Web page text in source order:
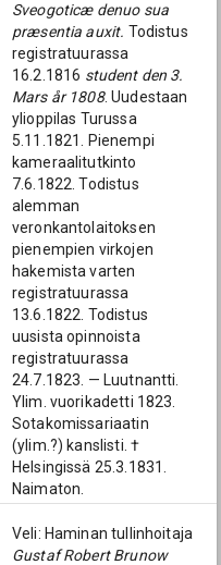
Sveogoticæ denuo sua
præsentia auxit. Todistus
registratuurassa
16.2.1816 student den 3.
Mars år 1808. Uudestaan
ylioppilas Turussa
5.11.1821. Pienempi
kameraalitutkinto
7.6.1822. Todistus
alemman
veronkantolaitoksen
pienempien virkojen
hakemista varten
registratuurassa
13.6.1822. Todistus
uusista opinnoista
registratuurassa
24.7.1823. — Luutnantti.
Ylim. vuorikadetti 1823.
Sotakomissariaatin
(ylim.?) kanslisti. †
Helsingissä 25.3.1831.
Naimaton.
Veli: Haminan tullinhoitaja
Gustaf Robert Brunow